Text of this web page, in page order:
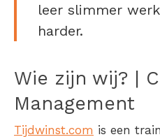
leer slimmer
harder.
Wie zijn wij? |
Management
Tijdwinst.com is een